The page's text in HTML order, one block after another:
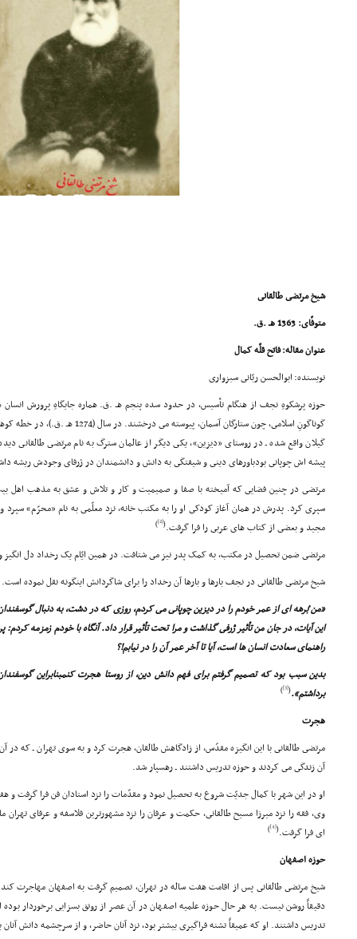
شیخ مرتضى طالقانى
متوفّاى: 1363 هـ .ق.
عنوان مقاله: فاتح قلّه کمال
نویسنده: ابوالحسن ربّانى سبزوارى
حوزه پرشکوهِ نجف از هنگام تأسیس، در حدود سده پنجم هـ .ق. هماره جایگاهِ پرورش
گوناگونِ اسلامى، چون ستارگان آسمان،
گیلان واقع شده ـ در روستاى «دیزین»، یکى دیگر از عالمان سترگ به نام مرتضى طالقانى
پیشه اش چوپانى بودباورهاى دینى و شیفتگى به دانش و دانشمندان در ژرفاى وجودش ریشه
مرتضى در چنین فضایى که آمیخته با صفا و صمیمیت و کار و تلاش و عشق به مذهب اهل
سپرى کرد. پدرش در همان آغاز کودکى او را به مکتب خانه، نزد معلّمى به نام «محرّم» سپرد
مجید و بعضى از کتاب هاى عربى را فرا گرفت.(
[2]
)
مرتضى ضمن تحصیل در مکتب، به کمک پدر نیز مى شتافت. در همین ایّام یک رخداد دل انگیز
شیخ مرتضى طالقانى در نجف بارها و بارها آن رخداد را براى شاگردانش اینگونه نقل نموده است.
«من بُرهه اى از عمر خودم را در دیزین چوپانى مى کردم، روزى که در دشت، به دنبال
این آیات، در جان من تأثیر ژرفى گذاشت و مرا تحت تأثیر قرار داد. آنگاه با خودم زمزمه کردم:
راهنماى سعادت انسان ها است، آیا تا آخر عمر آن را در نیابم!؟
بدین سبب بود که تصمیم گرفتم براى فهم دانش دین، از روستا هجرت کنمبنابراین
برداشتم».(
[3]
)
هجرت
مرتضى طالقانى با این انگیزه مقدّس، از زادگاهش طالقان، هجرت کرد و به سوى تهران ـ که در
آن زندگى مى کردند و حوزه تدریس داشتند ـ رهسپار شد.
او در این شهر با کمال جدیّت شروع به تحصیل نمود و مقدّمات را نزد استادان فن فرا گرفت و
وى، فقه را نزد میرزا مسیح طالقانى، حکمت و عرفان را نزد مشهورترین فلاسفه و عرفاى تهران
اى فرا گرفت.(
[4]
)
حوزه اصفهان
شیخ مرتضى طالقانى پس از اقامت هفت ساله در تهران، تصمیم گرفت به اصفهان مهاجرت کند.
دقیقاً روشن نیست. به هر حال حوزه علمیه اصفهان در آن عصر از رونق بسزایى برخوردار
تدریس داشتند. او که عمیقاً تشنه فراگیرى بیشتر بود، نزد آنان حاضر، و از سرچشمه دانش آنان